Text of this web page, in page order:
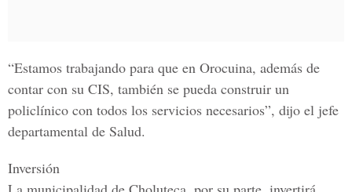
“Estamos trabajando para que en Orocuina, además de
contar con su CIS, también se pueda construir un
policlínico con todos los servicios necesarios”, dijo el jefe
departamental de Salud.
Inversión